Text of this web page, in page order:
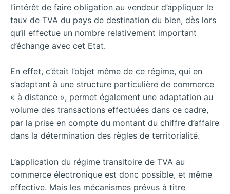
l’intérêt de faire obligation au vendeur d’appliquer le
taux de TVA du pays de destination du bien, dès lors
qu’il effectue un nombre relativement important
d’échange avec cet Etat.
En effet, c’était l’objet même de ce régime, qui en
s’adaptant à une structure particulière de commerce
« à distance », permet également une adaptation au
volume des transactions effectuées dans ce cadre,
par la prise en compte du montant du chiffre d’affaire
dans la détermination des règles de territorialité.
L’application du régime transitoire de TVA au
commerce électronique est donc possible, et même
effective. Mais les mécanismes prévus à titre